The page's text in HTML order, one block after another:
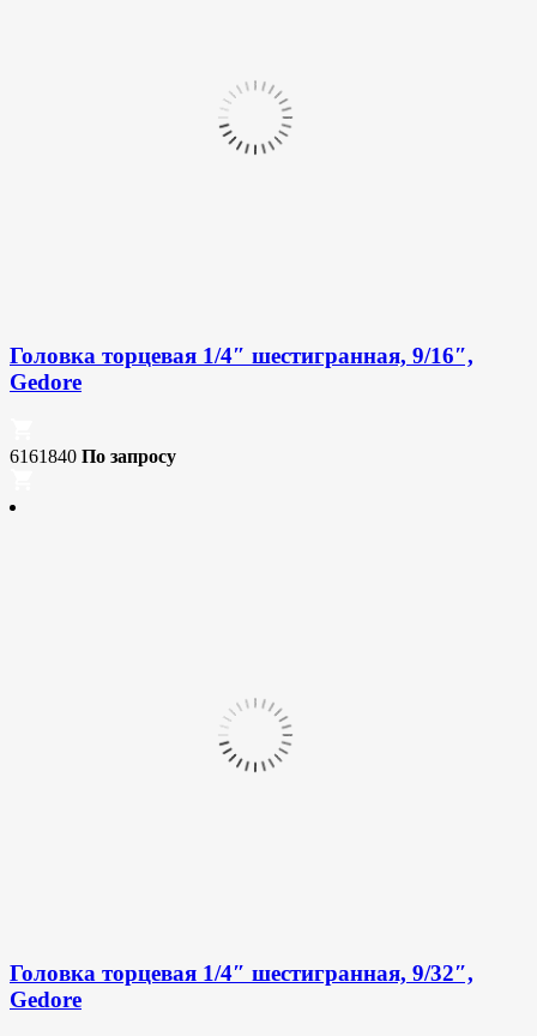
Головка торцевая 1/4″ шестигранная, 9/16″,
Gedore
6161840 По запросу
Головка торцевая 1/4″ шестигранная, 9/32″,
Gedore